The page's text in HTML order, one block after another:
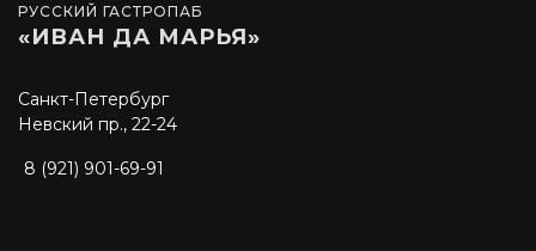
РУССКИЙ ГАСТРОПАБ
«ИВАН ДА МАРЬЯ»
Санкт-Петербург
Невский пр., 22-24
8 (921) 901-69-91